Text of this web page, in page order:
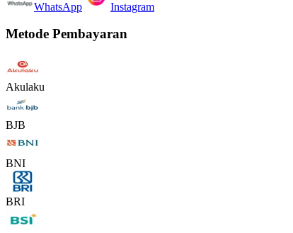
WhatsApp Instagram
Metode Pembayaran
Akulaku
BJB
BNI
BRI